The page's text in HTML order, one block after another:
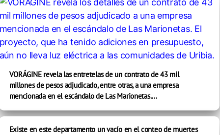
VORÁGINE revela las entretelas de un contrato de 43 mil
millones de pesos adjudicado, entre otras, a una empresa
mencionada en el escándalo de Las Marionetas....
Existe en este departamento un vacío en el conteo de muertes